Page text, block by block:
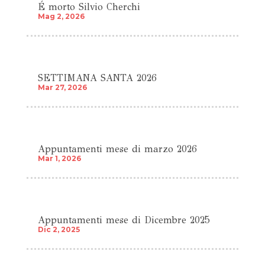
É morto Silvio Cherchi
Mag 2, 2026
SETTIMANA SANTA 2026
Mar 27, 2026
Appuntamenti mese di marzo 2026
Mar 1, 2026
Appuntamenti mese di Dicembre 2025
Dic 2, 2025